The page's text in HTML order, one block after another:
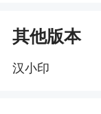
其他版本
汉小印